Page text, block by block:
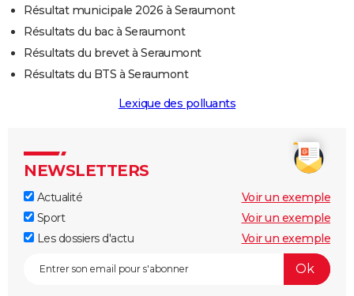
Résultat municipale 2026 à Seraumont
Résultats du bac à Seraumont
Résultats du brevet à Seraumont
Résultats du BTS à Seraumont
Lexique des polluants
NEWSLETTERS
Actualité
Voir un exemple
Sport
Voir un exemple
Les dossiers d'actu
Voir un exemple